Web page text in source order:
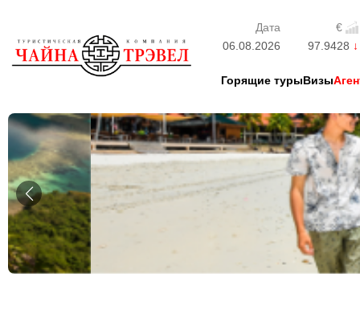
Дата
€
06.08.2026
97.9428
Горящие турыВизы